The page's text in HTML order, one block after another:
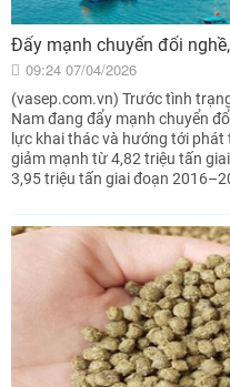
Đẩy mạnh chuyển đổi
09:24 07/04/2026
(vasep.com.vn) Trước tình
Nam đang đẩy mạnh chuyển
lực khai thác và hướng tới
giảm mạnh từ 4,82 triệu tấn
3,95 triệu tấn giai đoạn